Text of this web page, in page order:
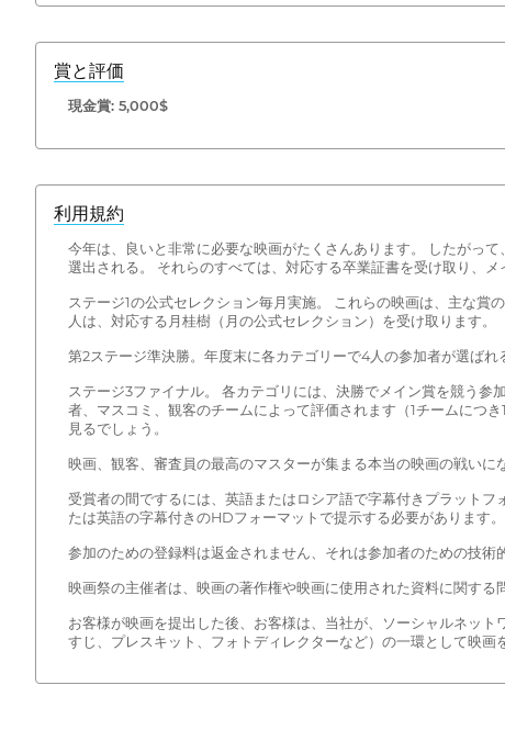
賞と評価
現金賞: 5,000$
利用規約
今年は、良いと非常に必要な映画がたくさんあります。 したがっ
選出される。 それらのすべては、対応する卒業証書を受け取り、
ステージ1の公式セレクション毎月実施。 これらの映画は、主な
人は、対応する月桂樹（月の公式セレクション）を受け取ります。
第2ステージ準決勝。年度末に各カテゴリーで4人の参加者が選ば
ステージ3ファイナル。 各カテゴリには、決勝でメイン賞を競う
者、マスコミ、観客のチームによって評価されます（1チームにつ
見るでしょう。
映画、観客、審査員の最高のマスターが集まる本当の映画の戦いに
受賞者の間でするには、英語またはロシア語で字幕付きプラット
たは英語の字幕付きのHDフォーマットで提示する必要があります
参加のための登録料は返金されません、それは参加者のための技術
映画祭の主催者は、映画の著作権や映画に使用された資料に関す
お客様が映画を提出した後、お客様は、当社が、ソーシャルネッ
すじ、プレスキット、フォトディレクターなど）の一環として映画